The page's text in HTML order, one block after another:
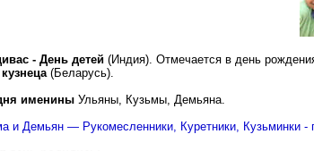
- День детей (Индия). Отмечается в день
(Беларусь).
именины Ульяны, Кузьмы, Демьяна.
и Демьян — Рукомесленники, Куретники, Кузьминки -